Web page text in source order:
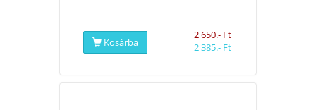
Kosárba
2 650.- Ft
2 385.- Ft